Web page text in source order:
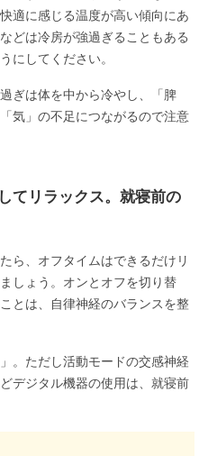
適に感じる温度が高い傾向にあ
どは冷房が強過ぎることもある
にしてください。
ぎは体を中から冷やし、「脾
気」の不足につながるので注意
てリラックス。就寝前の
ら、オフタイムはできるだけリ
しょう。オンとオフを切り替
とは、自律神経のバランスを整
。ただし活動モードの交感神経
デジタル機器の使用は、就寝前